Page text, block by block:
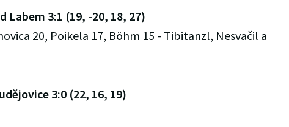
Labem 3:1 (19, -20, 18, 27)
20, Poikela 17, Böhm 15 - Tibitanzl, Nesvačil a
3:0 (22, 16, 19)